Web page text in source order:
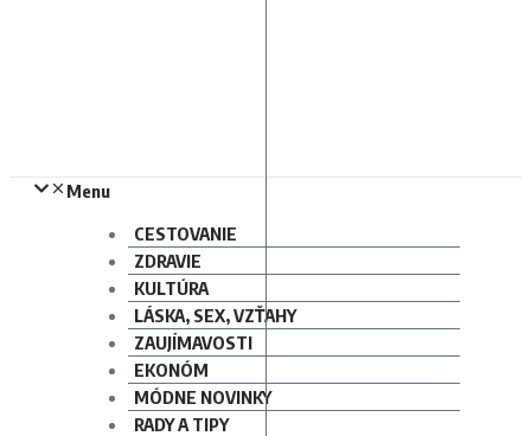
Menu
CESTOVANIE
ZDRAVIE
KULTÚRA
LÁSKA, SEX, VZŤAHY
ZAUJÍMAVOSTI
EKONÓM
MÓDNE NOVINKY
RADY A TIPY